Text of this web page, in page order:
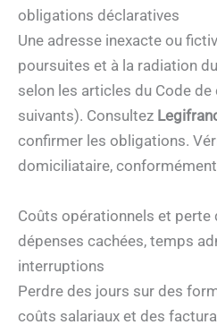
obligations déclaratives
Une adresse inexacte ou
poursuites et à la radiation
selon les articles du Code
suivants). Consultez
confirmer les obligations.
domiciliataire,
Coûts opérationnels et perte
dépenses cachées, temps
interruptions
Perdre des jours sur des
coûts salariaux et des